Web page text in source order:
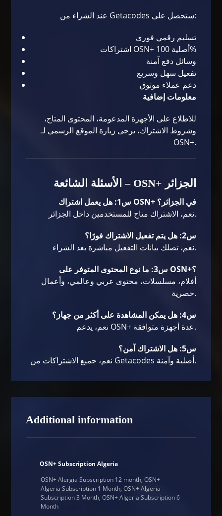
عند الشراء من Getacodes ستحصل على:
تسليم رقمي فوري
اشتراكات OSN+ أصلية 100%
وسائل دفع آمنة
تفعيل سهل وسريع
دعم عملاء موثوق
معلومات إضافية
للاطلاع على الأجهزة المدعومة، المحتوى المتاح،
وشروط الاشتراك، يرجى زيارة الموقع الرسمي لـ
OSN+.
الأسئلة الشائعة – OSN+ الجزائر
س1: هل يعمل اشتراك OSN+ في الجزائر؟
نعم، الاشتراك متاح للمستخدمين داخل الجزائر.
س2: هل يتم تفعيل الاشتراك فورًا؟
نعم، تصلك بيانات التفعيل مباشرة بعد الشراء.
س3: ما نوع المحتوى المتوفر على OSN+؟
أفلام، مسلسلات، محتوى عربي وعالمي، وأعمال
حصرية.
س4: هل يمكن المشاهدة على أكثر من جهاز؟
نعم، يدعم OSN+ عدة أجهزة متوافقة.
س5: هل الاشتراك آمن؟
نعم، جميع الاشتراكات من Getacodes أصلية وآمنة.
Additional information
OSN+ Subscription Algeria
OSN+ Alergia Subscription 12 month, OSN+
Algeria Subscription 1 Month, OSN+ Algeria
Subscription 3 Month, OSN+ Algeria Subscription 6
Month